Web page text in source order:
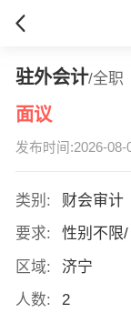
驻外会计/全职
面议
发布时间:2026-08-
类别:
财会审计
要求:
性别不限
区域:
济宁
人数:
2